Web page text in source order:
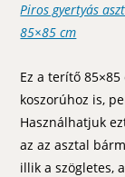
Piros gyertyás
85×85 cm
Ez a terítő
koszorúhoz is,
Használhatjuk
az az asztal
illik a szögletes,